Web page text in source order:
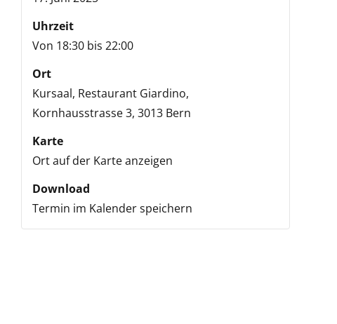
Uhrzeit
Von 18:30 bis 22:00
Ort
Kursaal, Restaurant Giardino,
Kornhausstrasse 3, 3013 Bern
Karte
Ort auf der Karte anzeigen
Download
Termin im Kalender speichern